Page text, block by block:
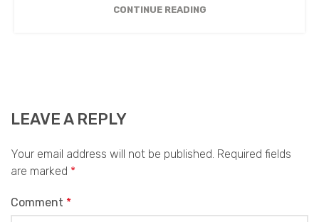
CONTINUE READING
LEAVE A REPLY
Your email address will not be published. Required fields
are marked *
Comment *